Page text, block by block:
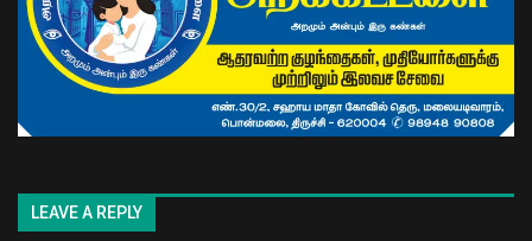
LEAVE A REPLY